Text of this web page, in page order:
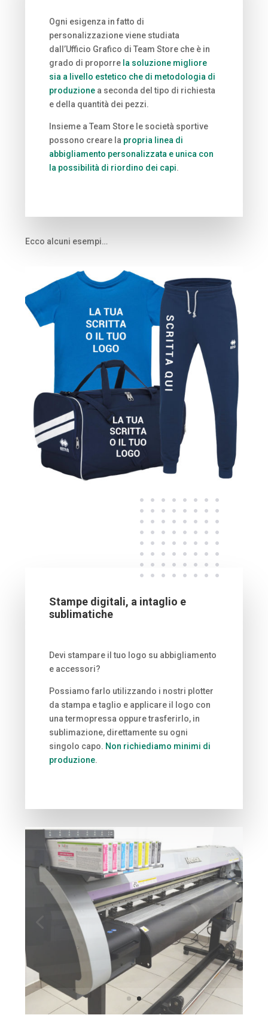
Ogni esigenza in fatto di
personalizzazione viene studiata
dall’Ufficio Grafico di Team Store che è in
grado di proporre la soluzione migliore
sia a livello estetico che di metodologia di
produzione a seconda del tipo di richiesta
e della quantità dei pezzi.
Insieme a Team Store le società sportive
possono creare la propria linea di
abbigliamento personalizzata e unica con
la possibilità di riordino dei capi.
Ecco alcuni esempi…
Stampe digitali, a intaglio e
sublimatiche
Devi stampare il tuo logo su abbigliamento
e accessori?
Possiamo farlo utilizzando i nostri plotter
da stampa e taglio e applicare il logo con
una termopressa oppure trasferirlo, in
sublimazione, direttamente su ogni
singolo capo. Non richiediamo minimi di
produzione.